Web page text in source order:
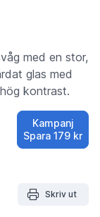
med en stor,
glas med
kontrast.
Kampanj
Spara 179 kr
Skriv ut